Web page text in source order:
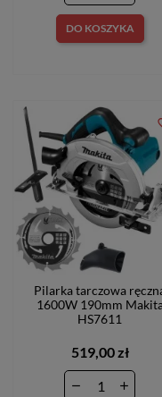
DO KOSZYKA
Pilarka tarczowa
1600W 190mm
HS7611
519,00 zł